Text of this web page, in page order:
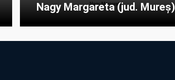
Nagy Margareta (jud. Mureș)